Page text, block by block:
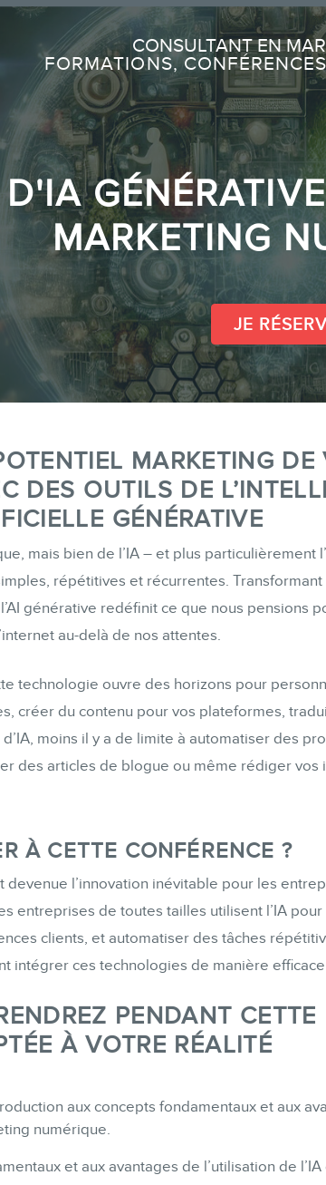
CONSULTANT EN
FORMATIONS,
Recherche
À
À
Équipe
Formations
Audits web (SEO)
Ebooks
MARKETING
JE
MARKETING DE
DES OUTILS DE
GÉNÉRATIVE
mais bien de l’IA – et plus particulièrement
répétitives et récurrentes.
générative redéfinit ce que nous pensions
au-delà de nos attentes.
technologie ouvre des horizons pour
créer du contenu pour vos plateformes,
moins il y a de limite à automatiser des
des articles de blogue ou même rédiger vos
À CETTE CONFÉRENCE ?
devenue l’innovation inévitable pour les
entreprises de toutes tailles utilisent l’IA pour
clients, et automatiser des tâches
intégrer ces technologies de manière
PENDANT CETTE
À VOTRE RÉALITÉ
aux concepts fondamentaux et aux
numérique.
et aux avantages de l’utilisation de l’IA